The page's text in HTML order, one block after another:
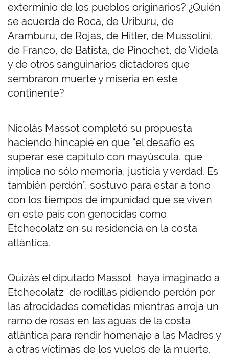
exterminio de los pueblos originarios? ¿Quién
se acuerda de Roca, de Uriburu, de
Aramburu, de Rojas, de Hitler, de Mussolini,
de Franco, de Batista, de Pinochet, de Videla
y de otros sanguinarios dictadores que
sembraron muerte y miseria en este
continente?
Nicolás Massot completó su propuesta
haciendo hincapié en que “el desafío es
superar ese capítulo con mayúscula, que
implica no sólo memoria, justicia y verdad. Es
también perdón”, sostuvo para estar a tono
con los tiempos de impunidad que se viven
en este país con genocidas como
Etchecolatz en su residencia en la costa
atlántica.
Quizás el diputado Massot haya imaginado a
Etchecolatz de rodillas pidiendo perdón por
las atrocidades cometidas mientras arroja un
ramo de rosas en las aguas de la costa
atlántica para rendir homenaje a las Madres y
a otras víctimas de los vuelos de la muerte.